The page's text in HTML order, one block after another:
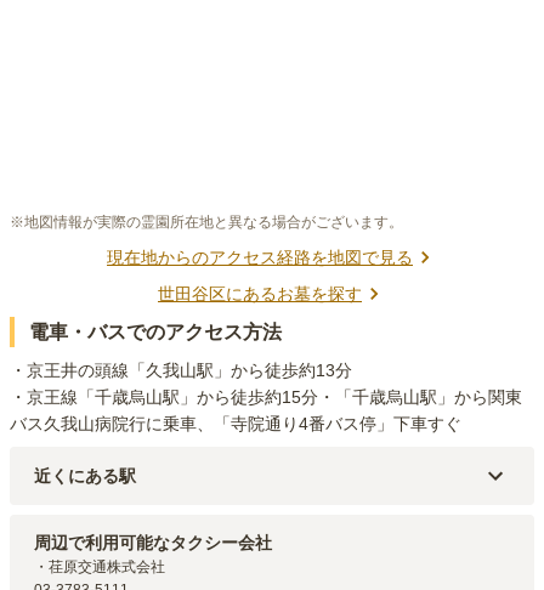
※地図情報が実際の霊園所在地と異なる場合がございます。
現在地からのアクセス経路を地図で見る
世田谷区にあるお墓を探す
電車・バスでのアクセス方法
・京王井の頭線「久我山駅」から徒歩約13分
・京王線「千歳烏山駅」から徒歩約15分・「千歳烏山駅」から関東
バス久我山病院行に乗車、「寺院通り4番バス停」下車すぐ
近くにある駅
周辺で利用可能なタクシー会社
・荏原交通株式会社